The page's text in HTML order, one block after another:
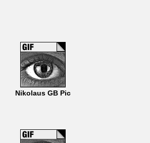
Nikolaus GB Pic